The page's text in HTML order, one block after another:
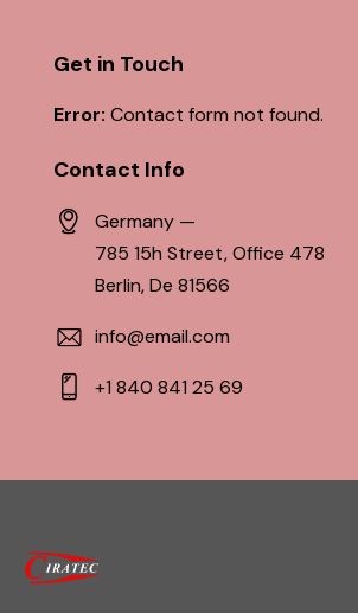
Get in Touch
Error: Contact form not found.
Contact Info
Germany —
785 15h Street, Office 478
Berlin, De 81566
info@email.com
+1 840 841 25 69